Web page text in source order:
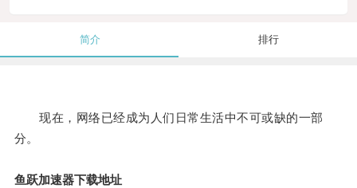
简介 排行
现在，网络已经成为人们日常生活中不可或缺的一部
分。
鱼跃加速器下载地址